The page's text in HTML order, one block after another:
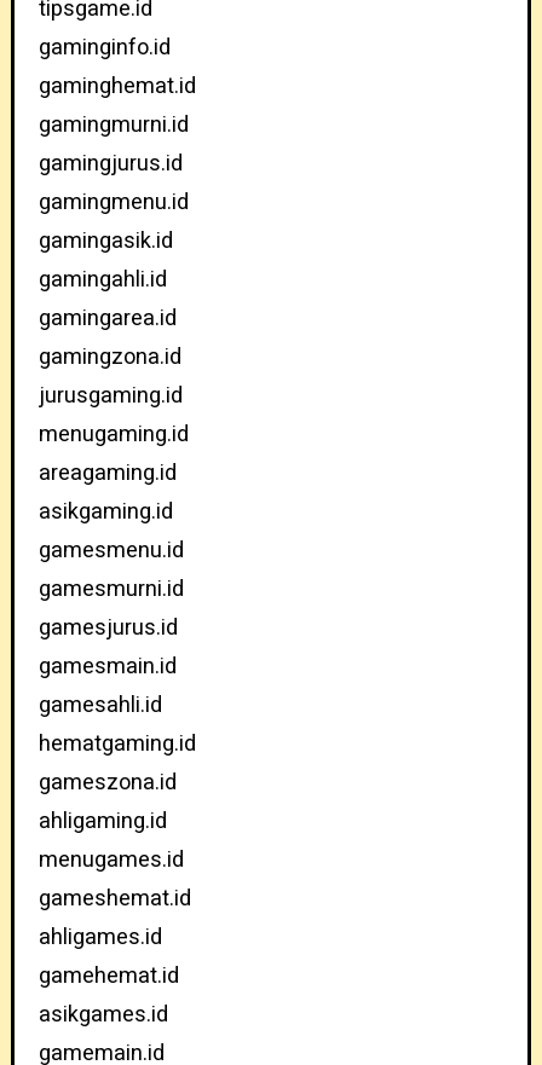
tipsgame.id
gaminginfo.id
gaminghemat.id
gamingmurni.id
gamingjurus.id
gamingmenu.id
gamingasik.id
gamingahli.id
gamingarea.id
gamingzona.id
jurusgaming.id
menugaming.id
areagaming.id
asikgaming.id
gamesmenu.id
gamesmurni.id
gamesjurus.id
gamesmain.id
gamesahli.id
hematgaming.id
gameszona.id
ahligaming.id
menugames.id
gameshemat.id
ahligames.id
gamehemat.id
asikgames.id
gamemain.id